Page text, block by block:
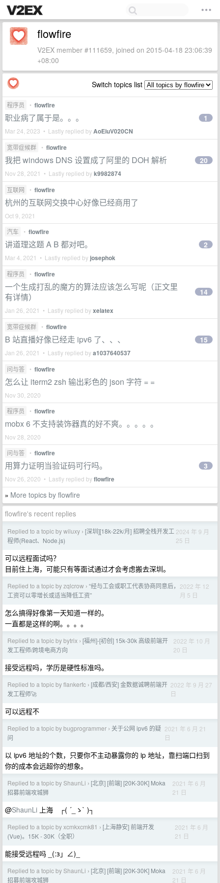
flowfire
V2EX member #111659, joined on 2015-04-18 23:06:39
+08:00
Switch topics list
程序员 • flowfire
职业病了属于是。。。
Mar 24, 2023 • Lastly replied byAoEiuV020CN
1
宽带症候群 • flowfire
我把 windows DNS 设置成了阿里的 DOH 解析
Nov 28, 2021 • Lastly replied byk9982874
20
互联网 • flowfire
杭州的互联网交换中心好像已经商用了
Oct 9, 2021
汽车
• flowfire
讲道理这题 A B 都对吧。
Mar 4, 2021 • Lastly replied by josephok
2
程序员 • flowfire
一个生成打乱的魔方的算法应该怎么写呢（正文里
有详情）
Jan 26, 2021 • Lastly replied byxelatex
14
宽带症候群 • flowfire
B 站直播好像已经走 ipv6 了、、、
Jan 26, 2021 • Lastly replied bya1037640537
15
问与答 • flowfire
怎么让 iterm2 zsh 输出彩色的 json 字符 = =
Nov 30, 2020
程序员
• flowfire
mobx 6 不支持装饰器真的好不爽。。。。。
Nov 28, 2020
问与答
• flowfire
用算力证明当验证码可行吗。
Nov 26, 2020 • Lastly replied byflowfire
3
» More topics by flowfire
flowfire's recent replies
Replied to a topic by wiluxy › [深圳][18k-22k/月] 招聘全栈开发工
程师(React、Node.js)
2024 年 9 月
25 日
可以远程面试吗？
目前住上海，可能只有等面试通过才会考虑搬去深圳。
Replied to a topic by zqlcrow › “经与工会或职工代表协商同意后，
工资可以零增长或适当降低工资”
2022 年 12
月 5 日
怎么搞得好像第一天知道一样的。
一直都是这样的啊。。。。
Replied to a topic by bytrix › [福州]-[初创] 15k-30k 高级前端开
发工程师/跨境电商方向
2022 年 10 月
20 日
接受远程吗，学历是硬性标准吗。
Replied to a topic by flankerfc › [成都/西安] 金数据诚聘前端开
发工程师🚀
2022 年 9 月 27
日
可以远程不
Replied to a topic by bugprogrammer › 关于公网 ipv6 的疑
问
2021 年 6 月 21
日
以 ipv6 地址的个数，只要你不主动暴露你的 ip 地址，靠扫端口扫到
你的成本会远超你的想象。
Replied to a topic by ShaunLi › [北京] [前端] [20K-30K] Moka
招募前端攻城狮
2021 年 6 月
21 日
@ShaunLi 上海 ┌( ´_ゝ` )┐
Replied to a topic by xcmkxcmk81 › [上海静安] 前端开发
(Vue)。15K - 30K（全职）
2021 年 6 月
21 日
能接受远程吗 _(:з」∠)_
Replied to a topic by ShaunLi › [北京] [前端] [20K-30K] Moka
招募前端攻城狮
2021 年 6 月
21 日